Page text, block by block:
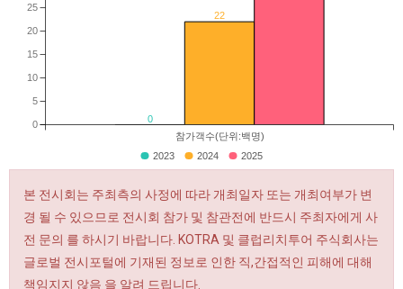
0
22
참가객수(단위:백명)
0
5
10
15
20
25
2023 2024 2025
본 전시회는 주최측의 사정에 따라 개최일자 또는 개최여부가 변
경 될 수 있으므로 전시회 참가 및 참관전에 반드시 주최자에게 사
전 문의 를 하시기 바랍니다. KOTRA 및 클럽리치투어 주식회사는
글로벌 전시포털에 기재된 정보로 인한 직,간접적인 피해에 대해
책임지지 않음 을 알려 드립니다.